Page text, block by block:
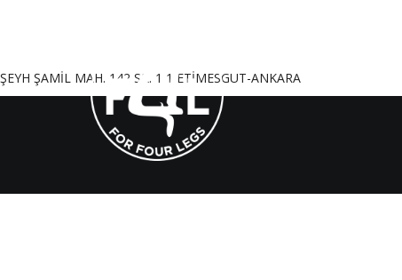
ŞEYH ŞAMİL MAH. 142 SK. 1 1 ETİMESGUT-ANKARA